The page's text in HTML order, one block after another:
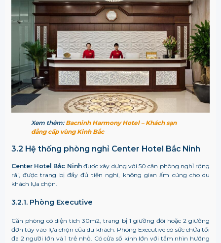
Xem thêm: Bacninh Harmony Hotel – Khách sạn
đẳng cấp vùng Kinh Bắc
3.2 Hệ thống phòng nghỉ Center Hotel Bắc Ninh
Center Hotel Bắc Ninh được xây dựng với 50 căn phòng nghỉ rộng
rãi, được trang bị đầy đủ tiện nghi, không gian ấm cúng cho du
khách lựa chọn.
3.2.1. Phòng Executive
Căn phòng có diện tích 30m2, trang bị 1 giường đôi hoặc 2 giường
đơn tùy vào lựa chọn của du khách. Phòng Executive có sức chứa tối
đa 2 người lớn và 1 trẻ nhỏ. Có cửa sổ kính lớn với tầm nhìn hướng